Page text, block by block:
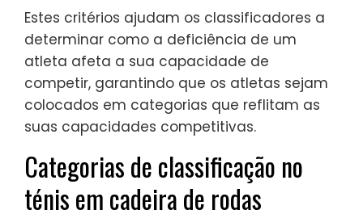
Estes critérios ajudam os classificadores a
determinar como a deficiência de um
atleta afeta a sua capacidade de
competir, garantindo que os atletas sejam
colocados em categorias que reflitam as
suas capacidades competitivas.
Categorias de classificação no
ténis em cadeira de rodas